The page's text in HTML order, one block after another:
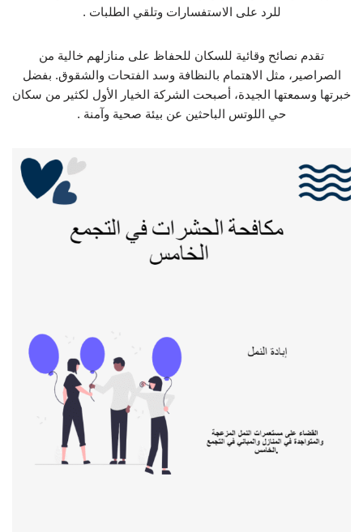
للرد على الاستفسارات وتلقي الطلبات .
تقدم نصائح وقائية للسكان للحفاظ على منازلهم خالية من
الصراصير، مثل الاهتمام بالنظافة وسد الفتحات والشقوق. بفضل
خبرتها وسمعتها الجيدة، أصبحت الشركة الخيار الأول لكثير من سكان
حي اللوتس الباحثين عن بيئة صحية وآمنة .